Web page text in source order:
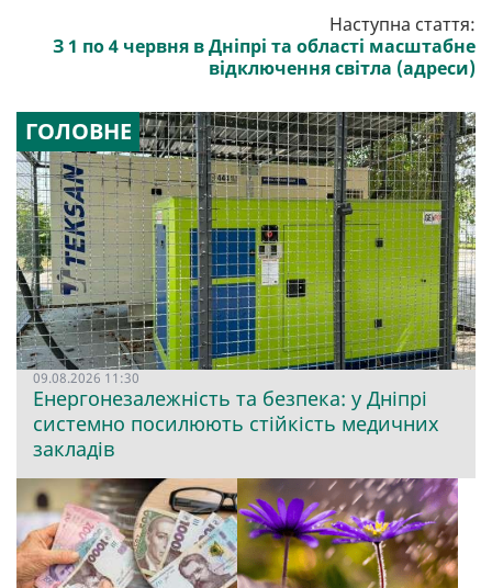
Наступна стаття:
З 1 по 4 червня в Дніпрі та області масштабне
відключення світла (адреси)
ГОЛОВНЕ
09.08.2026 11:30
Енергонезалежність та безпека: у Дніпрі
системно посилюють стійкість медичних
закладів